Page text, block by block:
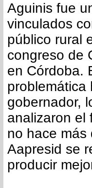
Aguinis fue
vinculados
público rural
congreso de
en Córdoba.
problemática
gobernador,
analizaron el
no hace más
Aapresid se
producir